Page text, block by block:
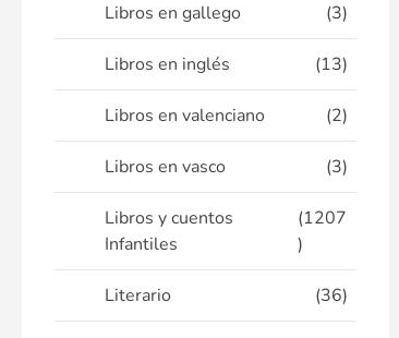
Libros en gallego (3)
Libros en inglés (13)
Libros en valenciano (2)
Libros en vasco (3)
Libros y cuentos
Infantiles
(1207
)
Literario (36)